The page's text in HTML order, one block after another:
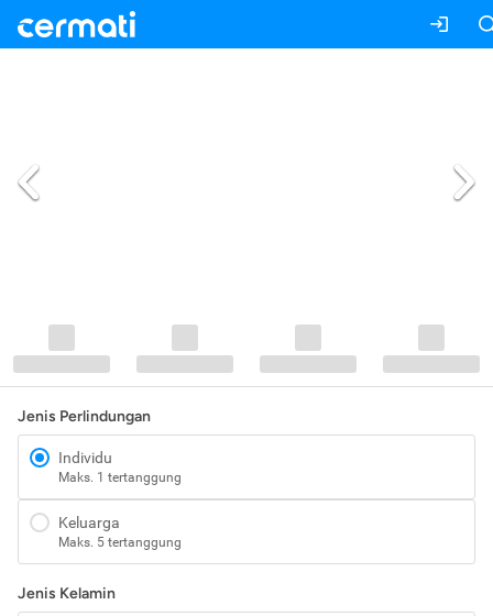
Jenis Perlindungan
Individu
Maks. 1 tertanggung
Keluarga
Maks. 5 tertanggung
Jenis Kelamin